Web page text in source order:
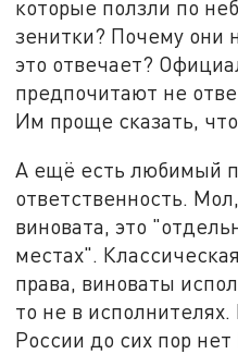
которые ползли по
зенитки? Почему они
это отвечает?
предпочитают не
Им проще сказать,
А ещё есть любимый
ответственность.
виновата, это
местах".
права, виноваты
то не в
России до сих пор